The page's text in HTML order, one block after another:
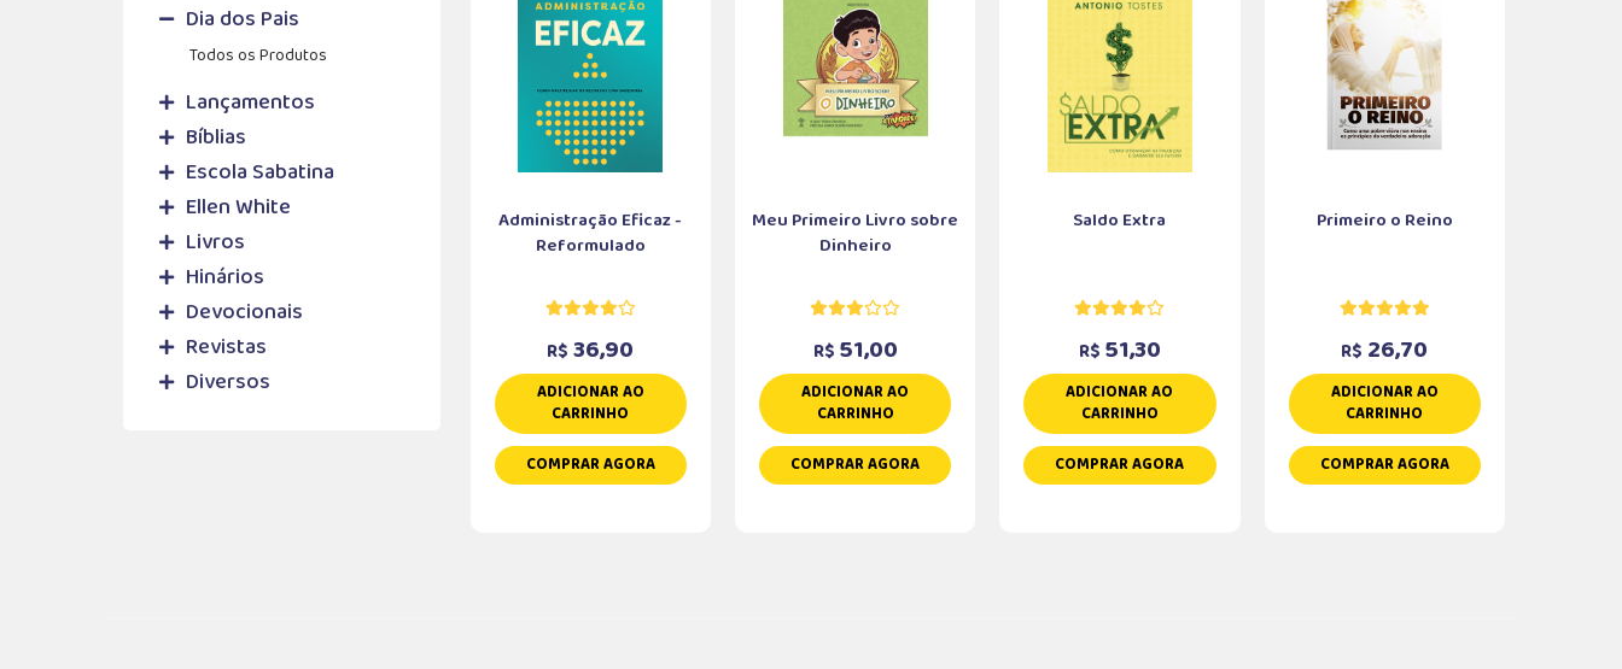
Dia dos Pais
Todos os Produtos
Lançamentos
Bíblias
Escola Sabatina
Ellen White
Livros
Hinários
Devocionais
Revistas
Diversos
Administração Eficaz -
Reformulado
R$ 36,90
ADICIONAR AO
CARRINHO
COMPRAR AGORA
Meu Primeiro Livro sobre
Dinheiro
R$ 51,00
ADICIONAR AO
CARRINHO
COMPRAR AGORA
Saldo Extra
R$ 51,30
ADICIONAR AO
CARRINHO
COMPRAR AGORA
Primeiro o Reino
R$ 26,70
ADICIONAR AO
CARRINHO
COMPRAR AGORA